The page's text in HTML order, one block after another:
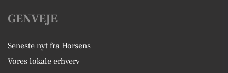
GENVEJE
Seneste nyt fra Horsens
Vores lokale erhverv